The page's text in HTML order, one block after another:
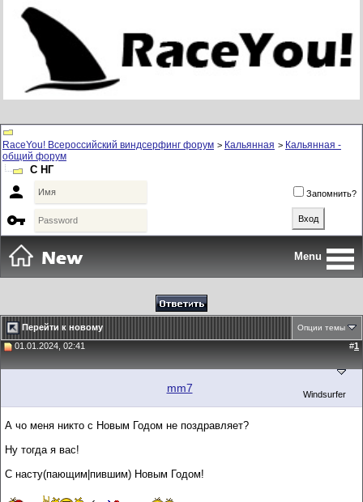
RaceYou! Всероссийский виндсерфинг форум > Кальянная > Кальянная -
общий форум
С НГ
 Запомнить?

Menu
Перейти к новому Опции темы
01.01.2024, 02:41 #1
mm7 Windsurfer
А чо меня никто с Новым Годом не поздравляет?
Ну тогда я вас!
С насту(пающим|пившим) Новым Годом!